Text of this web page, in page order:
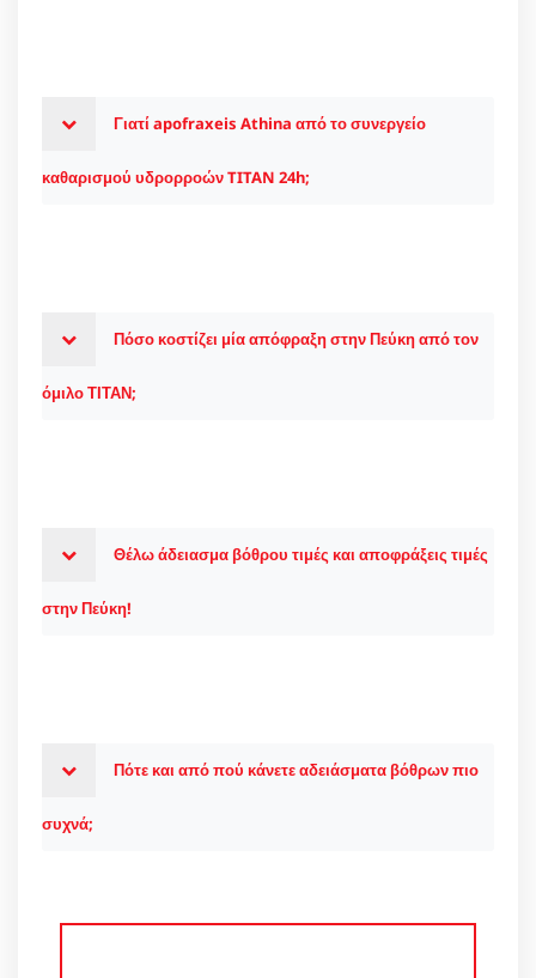
Γιατί apofraxeis Athina από το συνεργείο
καθαρισμού υδρορροών TITAN 24h;
Πόσο κοστίζει μία απόφραξη στην Πεύκη από τον
όμιλο ΤΙΤΑΝ;
Θέλω άδειασμα βόθρου τιμές και αποφράξεις τιμές
στην Πεύκη!
Πότε και από πού κάνετε αδειάσματα βόθρων πιο
συχνά;